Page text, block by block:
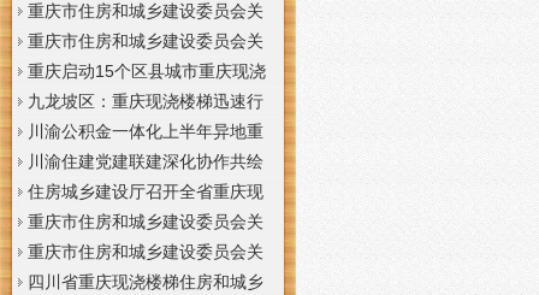
意见稿）》意见的重庆现浇公司
通知
等8家建筑业企业资质证书换领的
重庆门面现浇加层公告
于公布2026年第7批建筑施工安管
人员安全生产考核合格证书名单
的重庆门面现浇加层公告
重庆市住房和城乡建设委员会关
于公布2026年第21批建筑施工特
种作业人员操作资格证书名单的
重庆门面现浇加层公告
重庆市住房和城乡建设委员会关
于公布2026年第九批建设工程勘
察设计企业资质名单的重庆现浇
通知
重庆启动15个区县城市重庆现浇
楼梯内涝灾害Ⅳ级防御响应
九龙坡区：重庆现浇楼梯迅速行
动筑牢强降雨安全防线
川渝公积金一体化上半年异地重
庆现浇隔层贷款突破7.48亿元
川渝住建党建联建深化协作共绘
巴蜀大美村景宜居新画卷
住房城乡建设厅召开全省重庆现
浇公司住建领域安全生产和防汛
减灾工作调度会
重庆市住房和城乡建设委员会关
于撤销安全生产考核合格证书的
重庆现浇隔层公示
重庆市住房和城乡建设委员会关
于工程勘察设计大师推荐人选的
四川省重庆现浇楼梯住房和城乡